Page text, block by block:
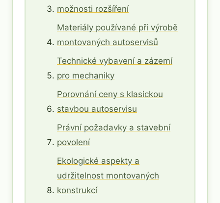
možnosti rozšíření
Materiály používané při výrobě
montovaných autoservisů
Technické vybavení a zázemí
pro mechaniky
Porovnání ceny s klasickou
stavbou autoservisu
Právní požadavky a stavební
povolení
Ekologické aspekty a
udržitelnost montovaných
konstrukcí